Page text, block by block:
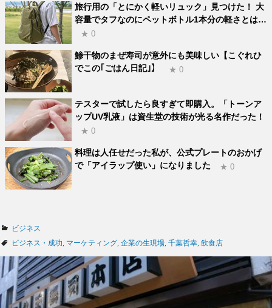
旅行用の「とにかく軽いリュック」見つけた！ 大
容量でタフなのにペットボトル1本分の軽さとは…
★ 0
鯵干物のまぜ寿司が意外にも美味しい【こぐれひ
でこの｢ごはん日記｣】
★ 0
テスターで試したら良すぎて即購入。「トーンア
ップUV乳液」は資生堂の技術が光る名作だった！
★ 0
料理は人任せだった私が、公式プレートのおかげ
で「アイラップ使い」になりました
★ 0
カ
テ
リ
ー
ビジネス
タ
ビジネス・成功 マーケティング 企業の生現場 千葉哲幸 飲食店